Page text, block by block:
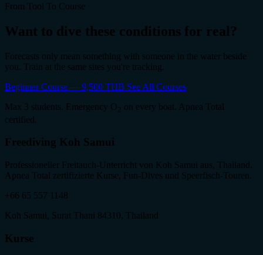
From Tool To Course
Want to dive these conditions for real?
Forecasts only mean something with someone in the water beside
you. Train at the same sites you're tracking.
Beginner Course — 9,500 THB See All Courses
Max 3 students. Emergency O
on every boat. Apnea Total
certified.
Freediving Koh Samui
Professioneller Freitauch-Unterricht von Koh Samui aus, Thailand.
Apnea Total zertifizierte Kurse, Fun-Dives und Speerfisch-Touren.
+66 65 557 1148
Koh Samui, Surat Thani 84310, Thailand
Kurse